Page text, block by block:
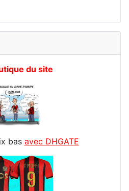
du site
bas avec DHGATE